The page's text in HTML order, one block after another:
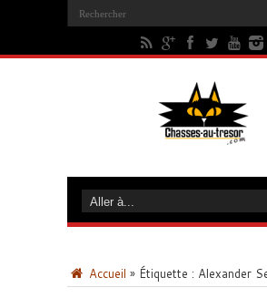
Accueil » Étiquette : Alexander